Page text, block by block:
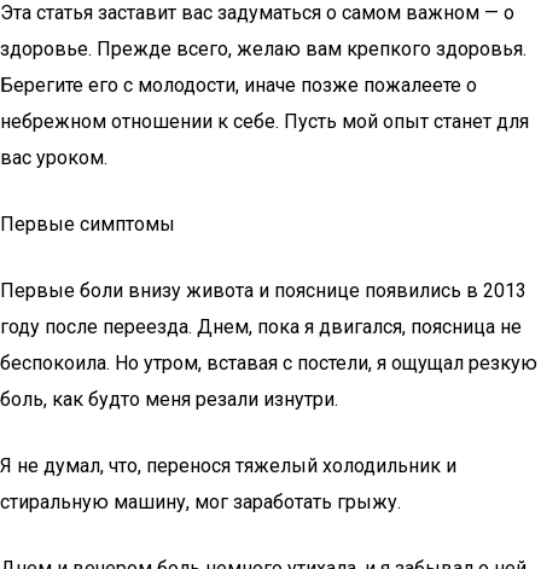
Эта статья заставит вас задуматься о самом важном — о
здоровье. Прежде всего, желаю вам крепкого здоровья.
Берегите его с молодости, иначе позже пожалеете о
небрежном отношении к себе. Пусть мой опыт станет для
вас уроком.
Первые симптомы
Первые боли внизу живота и пояснице появились в 2013
году после переезда. Днем, пока я двигался, поясница не
беспокоила. Но утром, вставая с постели, я ощущал резкую
боль, как будто меня резали изнутри.
Я не думал, что, перенося тяжелый холодильник и
стиральную машину, мог заработать грыжу.